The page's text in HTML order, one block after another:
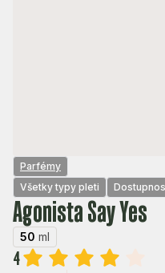
Parfémy
Všetky typy pleti
Agonista Say Yes
50 ml
4